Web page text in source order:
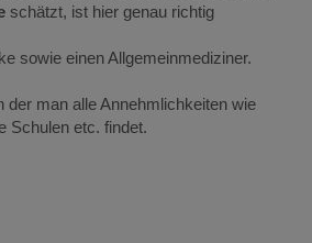
schätzt, ist hier genau richtig
sowie einen Allgemeinmediziner.
man alle Annehmlichkeiten wie
Schulen etc. findet.